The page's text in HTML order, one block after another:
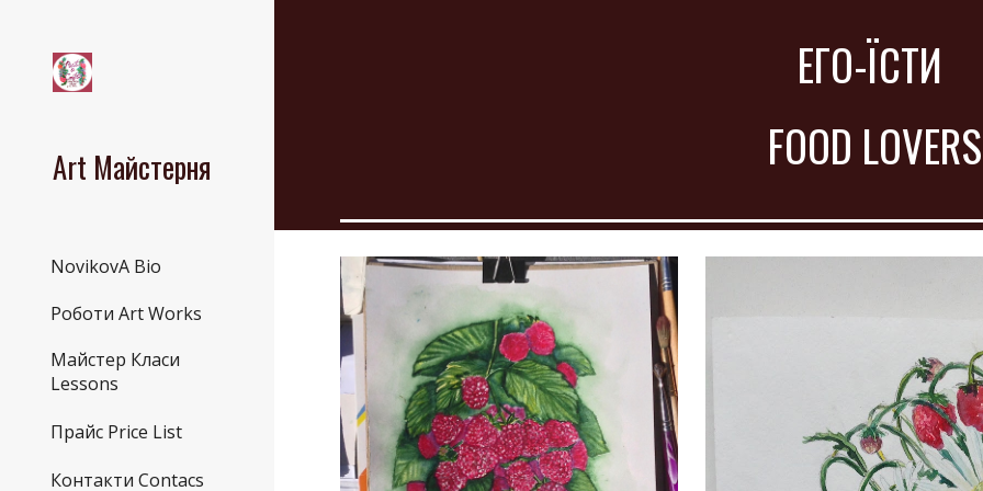
Skip to
Art Майстерня
NovikovA Bio
Роботи Art Works
Майстер Класи
Lessons
Прайс Price List
Контакти Contacs
ЕГО-ЇСТИ
FOOD LOVERS